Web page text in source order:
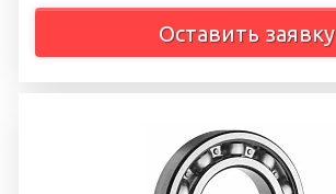
Оставить заявку